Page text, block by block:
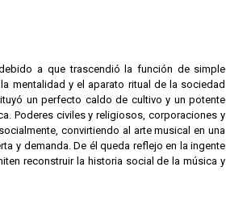
a que trascendió la función de simple
mentalidad y el aparato ritual de la sociedad
un perfecto caldo de cultivo y un potente
Poderes civiles y religiosos, corporaciones y
convirtiendo al arte musical en una
y demanda. De él queda reflejo en la ingente
reconstruir la historia social de la música y